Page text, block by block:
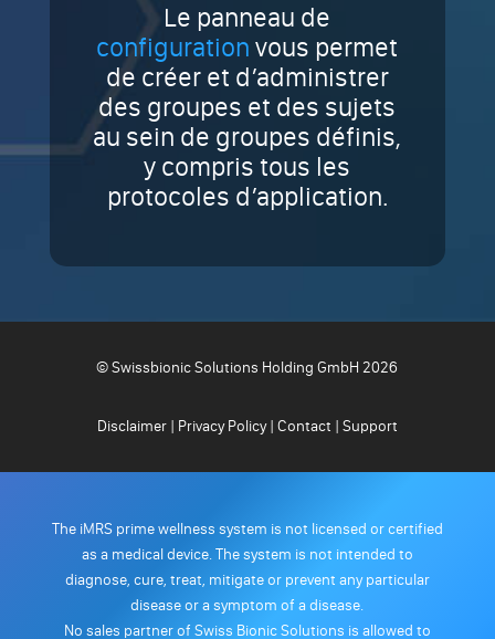
Le panneau de
configurationvous permet
de créer et d’administrer
des groupes et des sujets
au sein de groupes définis,
y compris tous les
protocoles d’application.
© Swissbionic Solutions Holding GmbH 2026
Disclaimer | Privacy Policy| Contact | Support
The iMRS prime wellness system is not licensed or certified
as a medical device. The system is not intended to
diagnose, cure, treat, mitigate or prevent any particular
disease or a symptom of a disease.
No sales partner of Swiss Bionic Solutions is allowed to